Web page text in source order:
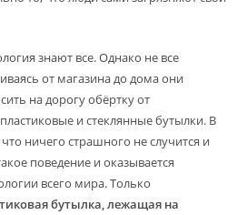
знают все. Однако не все
от магазина до дома они
на дорогу обёртку от
и стеклянные бутылки. В
ничего страшного не случится и
поведение и оказывается
всего мира. Только
бутылка, лежащая на